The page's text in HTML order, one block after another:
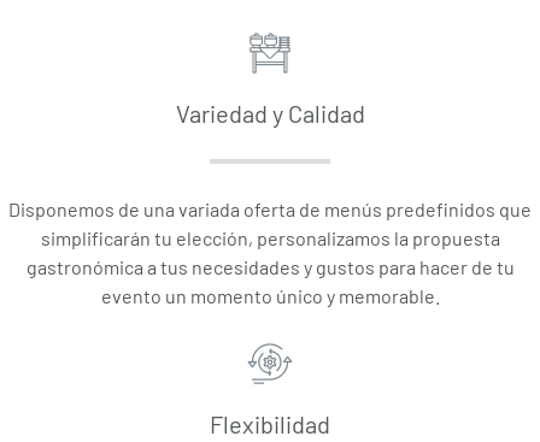
Variedad y Calidad
Disponemos de una variada oferta de menús predefinidos que
simplificarán tu elección, personalizamos la propuesta
gastronómica a tus necesidades y gustos para hacer de tu
evento un momento único y memorable.
Flexibilidad